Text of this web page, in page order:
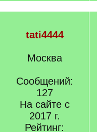
tati4444
Москва
Сообщений:
127
На сайте с
2017 г.
Рейтинг: